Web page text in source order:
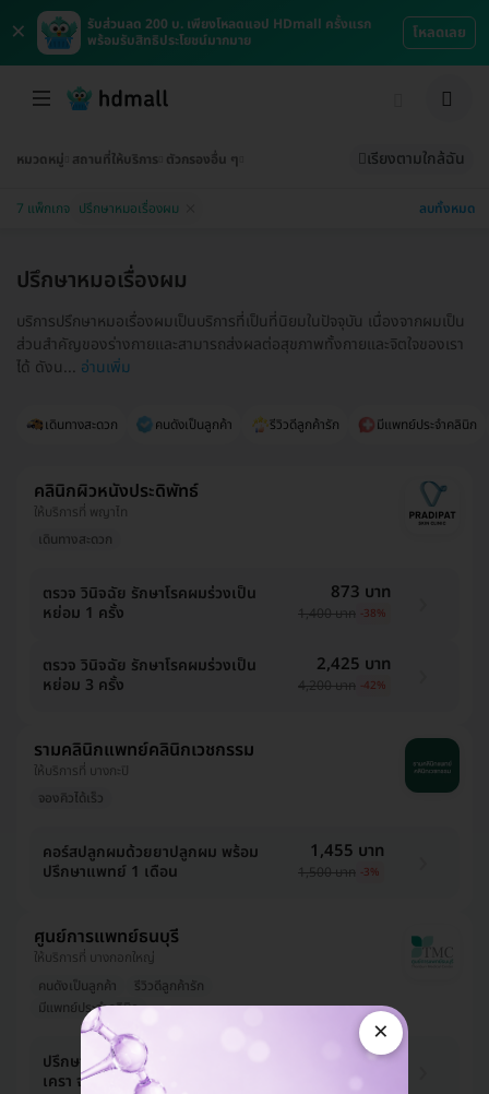
×
รับส่วนลด 200 บ. เพียงโหลดแอป HDmall ครั้งแรก
พร้อมรับสิทธิประโยชน์มากมาย
โหลดเลย
หมวดหมู่ สถานที่ให้บริการ ตัวกรองอื่น ๆ เรียงตามใกล้ฉัน
7 แพ็กเกจ ปรึกษาหมอเรื่องผม ลบทั้งหมด
เดินทางสะดวก คนดังเป็นลูกค้า รีวิวดีลูกค้ารัก มีแพทย์ประจำคลินิก
ปรึกษาหมอเรื่องผม
บริการปรึกษาหมอเรื่องผมเป็นบริการที่เป็นที่นิยมในปัจจุบัน เนื่องจากผมเป็น
ส่วนสำคัญของร่างกายและสามารถส่งผลต่อสุขภาพทั้งกายและจิตใจของเรา
ได้ ดังน... อ่านเพิ่ม
คลินิกผิวหนังประดิพัทธ์
ให้บริการที่ พญาไท
เดินทางสะดวก
ตรวจ วินิจฉัย รักษาโรคผมร่วงเป็น
หย่อม 1 ครั้ง
873 บาท
1,400 บาท -38%
ตรวจ วินิจฉัย รักษาโรคผมร่วงเป็น
หย่อม 3 ครั้ง
2,425 บาท
4,200 บาท -42%
รามคลินิกแพทย์คลินิกเวชกรรม
ให้บริการที่ บางกะปิ
จองคิวได้เร็ว
คอร์สปลูกผมด้วยยาปลูกผม พร้อม
ปรึกษาแพทย์ 1 เดือน
1,455 บาท
1,500 บาท -3%
ศูนย์การแพทย์ธนบุรี
ให้บริการที่ บางกอกใหญ่
คนดังเป็นลูกค้า
รีวิวดีลูกค้ารัก
มีแพทย์ประจำคลินิก
ปรึกษาแพทย์และรับยาปลูกหนวด คิ้ว
เครา จอน 1 เดือน
1,940 บาท
×